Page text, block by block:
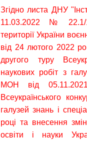
Згідно листа ДНУ
11.03.2022 № 22.1/
території України
від 24 лютого 2022
другого туру
наукових робіт з
МОН від
Всеукраїнського
галузей знань і
році та внесення
освіти і науки